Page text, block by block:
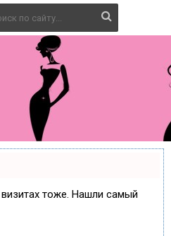
визитах тоже. Нашли самый